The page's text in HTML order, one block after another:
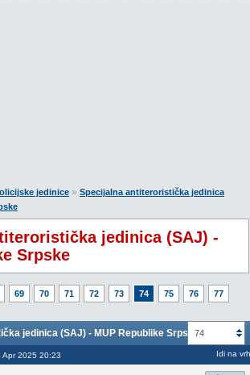
jedinice » Specijalna antiteroristička jedinica
jedinica (SAJ) -
Srpske
69 70 71 72 73 74 75 76 77
74
jedinica (SAJ) - MUP Republike Srpske
Apr 2025 20:23 Idi na vrh